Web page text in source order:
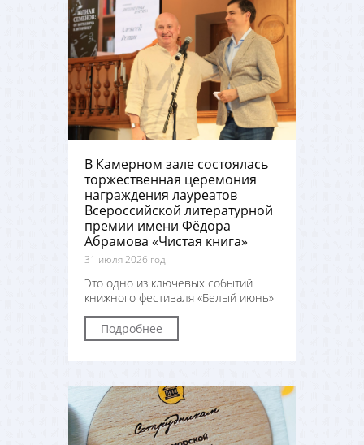
В Камерном зале состоялась
торжественная церемония
награждения лауреатов
Всероссийской литературной
премии имени Фёдора
Абрамова «Чистая книга»
31 июля 2026 год
Это одно из ключевых событий
книжного фестиваля «Белый июнь»
Подробнее